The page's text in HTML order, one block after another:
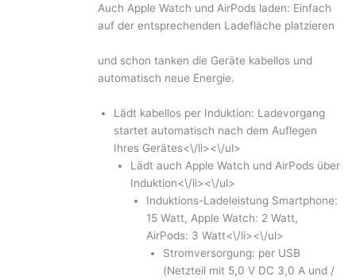
Auch Apple Watch und AirPods laden: Einfach
auf der entsprechenden Ladefläche platzieren
und schon tanken die Geräte kabellos und
automatisch neue Energie.
Lädt kabellos per Induktion: Ladevorgang
startet automatisch nach dem Auflegen
Ihres Gerätes<\/li><\/ul>
Lädt auch Apple Watch und AirPods über
Induktion<\/li><\/ul>
Induktions-Ladeleistung Smartphone:
15 Watt, Apple Watch: 2 Watt,
AirPods: 3 Watt<\/li><\/ul>
Stromversorgung: per USB
(Netzteil mit 5,0 V DC 3,0 A und /